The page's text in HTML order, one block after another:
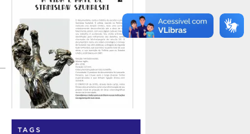
TAGS